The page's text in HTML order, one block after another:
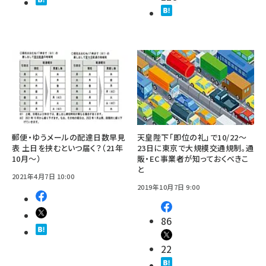
郵便・ゆうメールの配達日数早見
表 土日を挟むといつ届く？（21年
10月～）
2021年4月7日 10:00
天皇陛下「即位の礼」で10/22～
23日に東京で大規模交通規制。通
販・EC事業者が知っておくべきこ
と
2019年10月7日 9:00
86
22